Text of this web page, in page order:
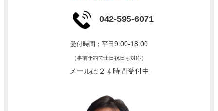
042-595-6071
受付時間：平日 9:00-18:00
（事前予約で土日祝日も対応）
メールは２４時間受付中